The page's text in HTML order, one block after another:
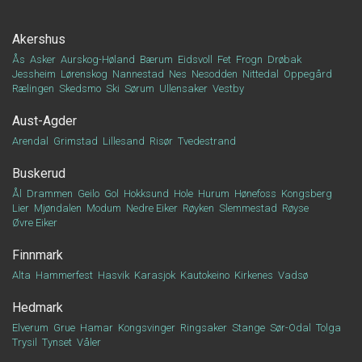
Akershus
Ås Asker Aurskog-Høland Bærum Eidsvoll Fet Frogn Drøbak
Jessheim Lørenskog Nannestad Nes Nesodden Nittedal
Oppegård
Rælingen Skedsmo Ski Sørum Ullensaker Vestby
Aust-Agder
Arendal Grimstad Lillesand Risør Tvedestrand
Buskerud
Ål Drammen Geilo Gol Hokksund Hole Hurum Hønefoss Kongsberg
Lier Mjøndalen Modum Nedre Eiker Røyken Slemmestad Røyse
Øvre Eiker
Finnmark
Alta Hammerfest Hasvik Karasjok Kautokeino Kirkenes Vadsø
Hedmark
Elverum Grue Hamar Kongsvinger Ringsaker Stange Sør-Odal
Tolga
Trysil
Tynset Våler